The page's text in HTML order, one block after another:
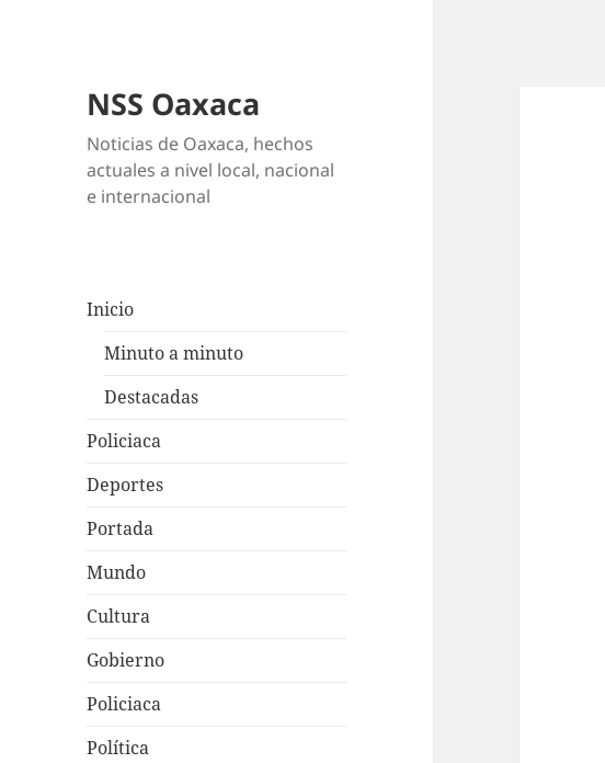
NSS Oaxaca
Noticias de Oaxaca, hechos
actuales a nivel local, nacional
e internacional
Inicio
Minuto a minuto
Destacadas
Policiaca
Deportes
Portada
Mundo
Cultura
Gobierno
Policiaca
Política